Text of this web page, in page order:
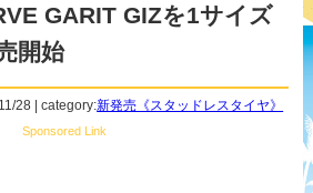
GARIT GIZを1サイズ
開始
28 | category:新発売《スタッドレスタイヤ》
Sponsored Link